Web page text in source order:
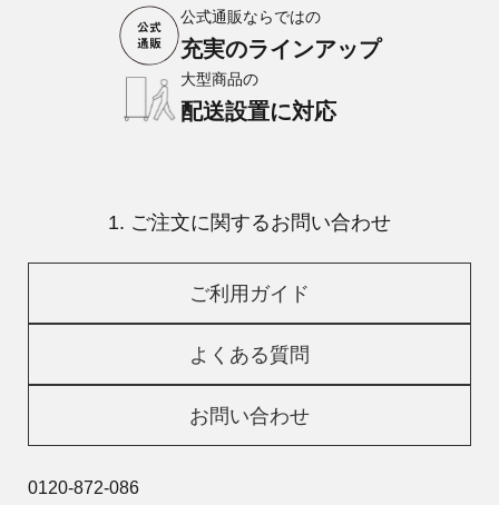
公式通販ならではの
充実のラインアップ
大型商品の
配送設置に対応
1. ご注文に関するお問い合わせ
ご利用ガイド
よくある質問
お問い合わせ
0120-872-086